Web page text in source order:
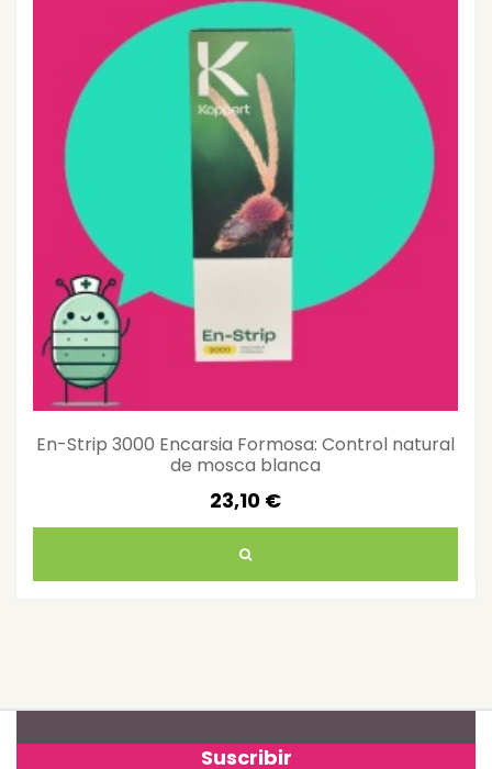
En-Strip 3000 Encarsia Formosa: Control natural
de mosca blanca
23,10 €
Suscribir